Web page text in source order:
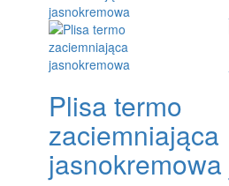
Plisa termo
zaciemniająca
jasnokremowa